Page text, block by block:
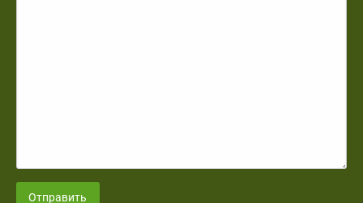
Отправить